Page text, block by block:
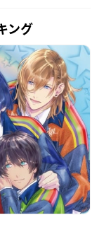
ング